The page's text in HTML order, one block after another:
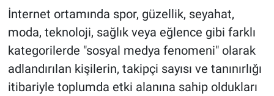
İnternet ortamında spor, güzellik, seyahat,
moda, teknoloji, sağlık veya eğlence gibi farklı
kategorilerde "sosyal medya fenomeni" olarak
adlandırılan kişilerin, takipçi sayısı ve tanınırlığı
itibariyle toplumda etki alanına sahip oldukları
Türkiye'nin Geleceği
Türkiye'nin Gündemi
Yerel Gündem